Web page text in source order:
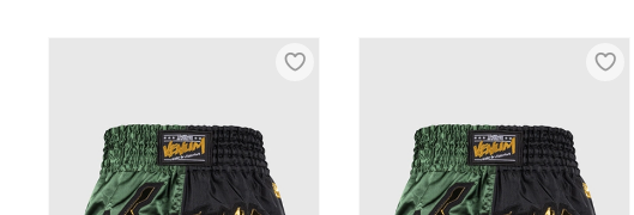
являются удачным дополнением образа
Характерные отличия спортивной линейки
Спортивные шорты, актуальные для занятия кроссфитом,